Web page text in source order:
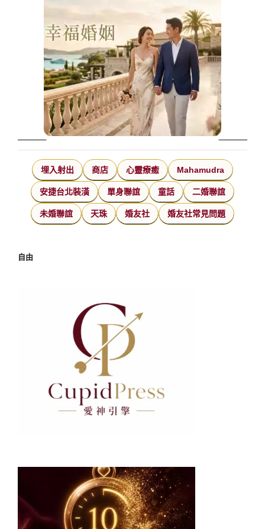
埋入射出 商店 心靈療癒 Mahamudra
安捷台北裝潢 單身聯誼 童話 二婚聯誼
未婚聯誼 天珠 婚友社 婚友社常見問題
自由